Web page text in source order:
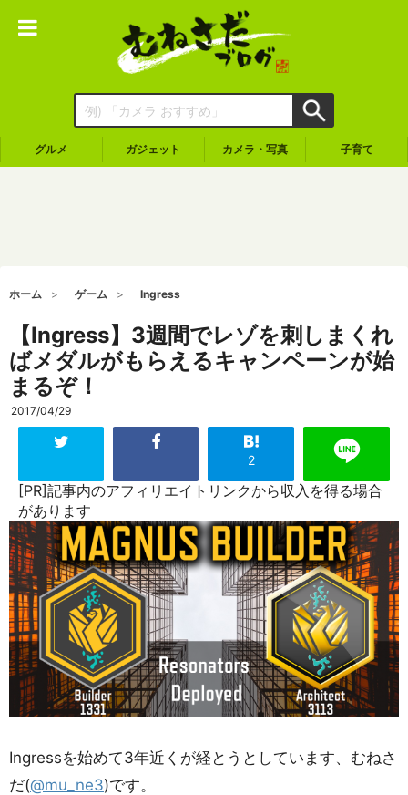
グルメ ガジェット カメラ・写真 子育て
ホーム ゲーム Ingress
【Ingress】3週間でレゾを刺しまくれ
ばメダルがもらえるキャンペーンが始
まるぞ！
2017/04/29
2
[PR]記事内のアフィリエイトリンクから収入を得る場合
があります
Ingressを始めて3年近くが経とうとしています、むねさ
だ(@mu_ne3)です。